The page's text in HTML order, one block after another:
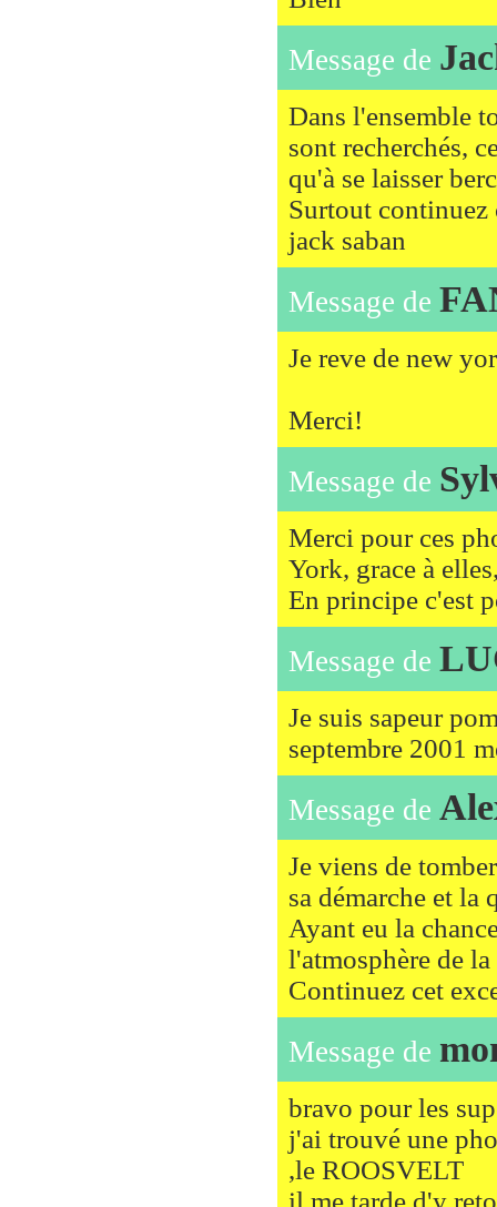
Message de
Dans l'ensemble
sont recherchés,
qu'à se laisser
Surtout
jack saban
Message de
Je reve de new
Merci!
Message de
Merci pour ces
York, grace à
En principe c'est
Message de
Je suis sapeur
septembre 2001
Message de
Je viens de
sa démarche et la
Ayant eu la
l'atmosphère de
Continuez cet
Message de
bravo pour les
j'ai trouvé une
,le ROOSVELT
il me tarde d'y